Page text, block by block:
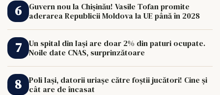
Guvern nou la Chișinău! Vasile Tofan promite
aderarea Republicii Moldova la UE până în 2028
Un spital din Iași are doar 2% din paturi ocupate.
Noile date CNAS, surprinzătoare
Poli Iași, datorii uriașe către foștii jucători! Cine și
cât are de încasat